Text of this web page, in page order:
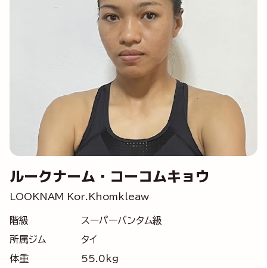
ルークナーム・コーコムキョウ
LOOKNAM Kor.Khomkleaw
階級
スーパーバンタム級
所属ジム
タイ
体重
55.0kg